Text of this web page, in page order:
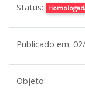
Status:
Publicado em:
Objeto: